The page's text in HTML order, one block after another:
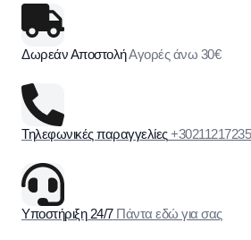
Δωρεάν ΑποστολήΑγορές άνω 30€
Τηλεφωνικές παραγγελίες
Υποστήριξη 24/7 Πάντα εδώ για σας